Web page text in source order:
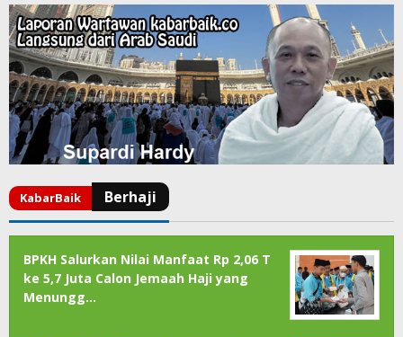
BPKH Salurkan Nilai Manfaat Rp 2,06 T
ke 5,7 Juta Calon Jemaah Haji yang
Menungg…